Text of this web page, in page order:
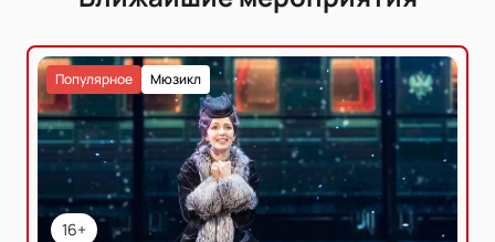
16+
Мюзикл
Популярное